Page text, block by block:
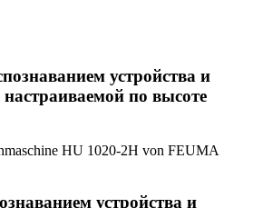
устройства и
по высоте
устройства и